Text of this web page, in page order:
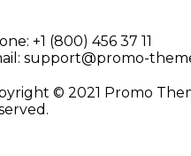
+1 (800) 456 37 11
support@promo-
© 2021 Promo